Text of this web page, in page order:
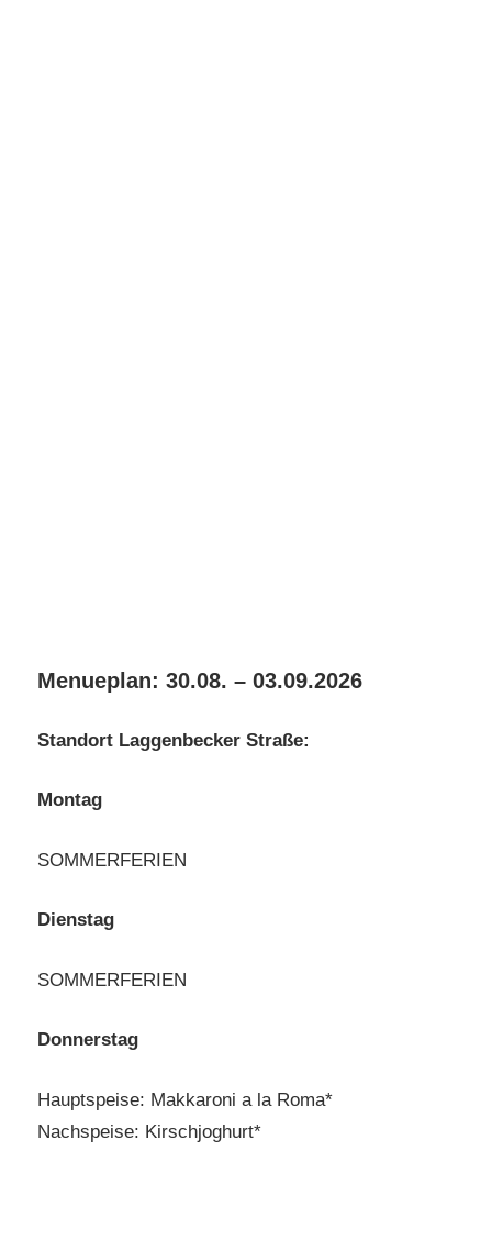
Menueplan: 30.08. – 03.09.2026
Standort Laggenbecker Straße:
Montag
SOMMERFERIEN
Dienstag
SOMMERFERIEN
Donnerstag
Hauptspeise: Makkaroni a la Roma*
Nachspeise: Kirschjoghurt*